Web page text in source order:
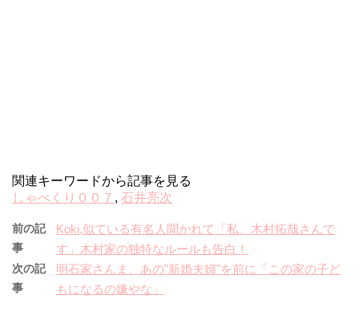
関連キーワードから記事を見る
しゃべくり００７ , 石井亮次
前の記
事
Koki,似ている有名人聞かれて「私、木村拓哉さんで
す」木村家の独特なルールも告白！
次の記
事
明石家さんま、あの"新婚夫婦"を前に「この家の子ど
もになるの嫌やな」